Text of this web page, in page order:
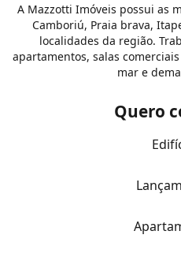
A Mazzotti Imóveis possui as
Camboriú, Praia brava,
localidades da região.
apartamentos, salas
mar e
Quero